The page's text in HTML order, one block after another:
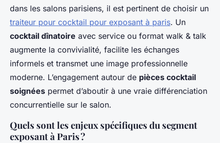
dans les salons parisiens, il est pertinent de choisir un
traiteur pour cocktail pour exposant à paris. Un
cocktail dînatoire avec service ou format walk & talk
augmente la convivialité, facilite les échanges
informels et transmet une image professionnelle
moderne. L’engagement autour de pièces cocktail
soignées permet d’aboutir à une vraie différenciation
concurrentielle sur le salon.
Quels sont les enjeux spécifiques du segment
exposant à Paris ?